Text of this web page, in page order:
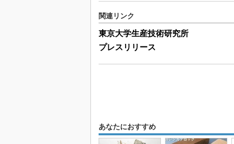
関連リンク
東京大学生産技術研究所
プレスリリース
あなたにおすすめ